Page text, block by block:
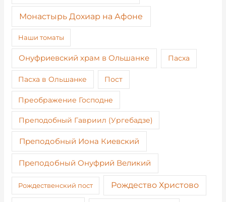
Монастырь Дохиар на Афоне
Наши томаты
Онуфриевский храм в Ольшанке Пасха
Пасха в Ольшанке Пост
Преображение Господне
Преподобный Гавриил (Ургебадзе)
Преподобный Иона Киевский
Преподобный Онуфрий Великий
Рождественский пост Рождество Христово